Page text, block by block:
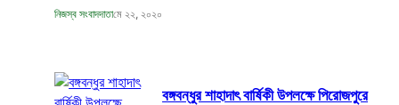
নিজস্ব সংবাদদাতামে ২২, ২০২০
বঙ্গবন্ধুর শাহাদাৎ বার্ষিকী উপলক্ষে পিরোজপুরে